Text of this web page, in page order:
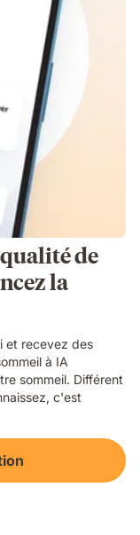
de
la
et recevez des
à IA
sommeil. Différent
c'est